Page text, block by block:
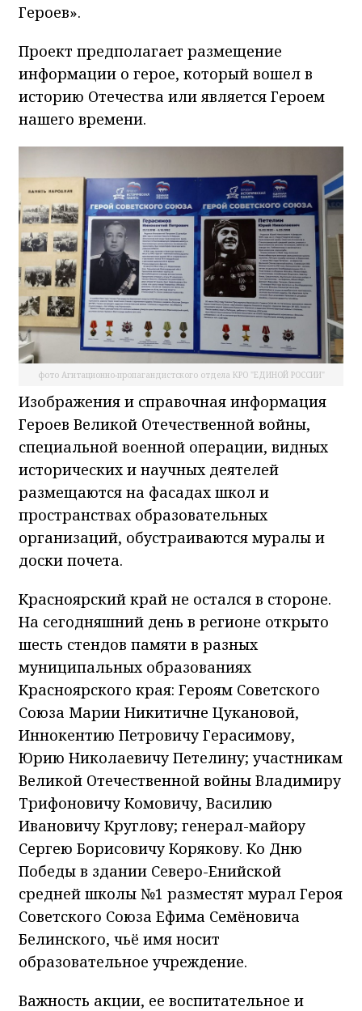
Героев».
Проект предполагает размещение
информации о герое, который вошел в
историю Отечества или является Героем
нашего времени.
фото Агитационно-пропагандистского отдела КРО "ЕДИНОЙ РОССИИ"
Изображения и справочная информация
Героев Великой Отечественной войны,
специальной военной операции, видных
исторических и научных деятелей
размещаются на фасадах школ и
пространствах образовательных
организаций, обустраиваются муралы и
доски почета.
Красноярский край не остался в стороне.
На сегодняшний день в регионе открыто
шесть стендов памяти в разных
муниципальных образованиях
Красноярского края: Героям Советского
Союза Марии Никитичне Цукановой,
Иннокентию Петровичу Герасимову,
Юрию Николаевичу Петелину; участникам
Великой Отечественной войны Владимиру
Трифоновичу Комовичу, Василию
Ивановичу Круглову; генерал-майору
Сергею Борисовичу Корякову. Ко Дню
Победы в здании Северо-Енийской
средней школы №1 разместят мурал Героя
Советского Союза Ефима Семёновича
Белинского, чьё имя носит
образовательное учреждение.
Важность акции, ее воспитательное и